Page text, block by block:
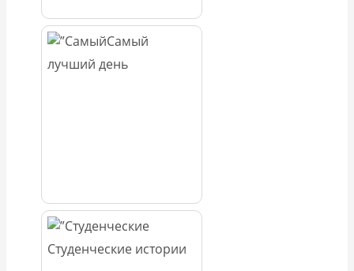
Самый
лучший день
Студенческие истории